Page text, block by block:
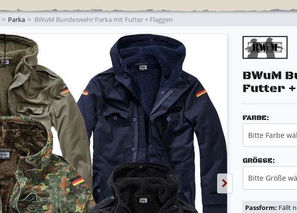
Parka BWuM Bundeswehr Parka mit Futter + Flaggen
BWuM
Futter
FARBE:
Bitte Farbe
GRÖSSE:
Bitte Größe
Passform: Fällt